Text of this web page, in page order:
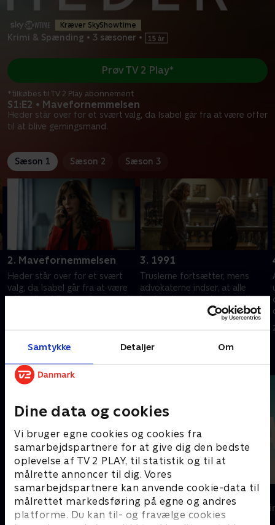
Samtykke Detaljer Om
Dine data og cookies
Vi bruger egne cookies og cookies fra
samarbejdspartnere for at give dig den bedste
oplevelse af TV 2 PLAY, til statistik og til at
målrette annoncer til dig. Vores
samarbejdspartnere kan anvende cookie-data til
målrettet markedsføring på egne og andres
platforme. Du kan til- og fravælge cookies
Kræver SkyShowtime
Krimi & Spænding • 3 sæsoner •
S1:E2 • Mavefornemmelsen
Heder står over for et svært valg, da Isabel går fra at være offer
til at blive gerningsmand.
Prøv TV 2 Play*
*tilkøbes til TV 2 Play abonnement
Sæson 1 Sæson 2 Sæson 3
2. Mavefornemmelsen
Heder står over for et svært
valg, da Isabel går fra at være
offer til at blive gerningsmand.
3. 1991
Truslerne fortsætter, mens
advokaterne indser, at alle
beviser kan være knyttet til
deres fortrolige oplysninger.
Top Dog
Krimi & Spænding • 1 sæsoner
The Au Pair
Krimi &